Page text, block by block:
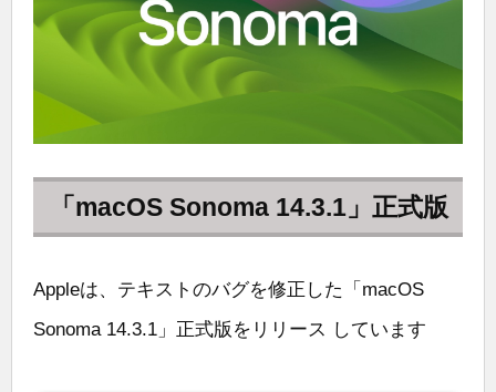
「macOS Sonoma 14.3.1」正式版
Appleは、テキストのバグを修正した「macOS
Sonoma 14.3.1」正式版をリリース しています